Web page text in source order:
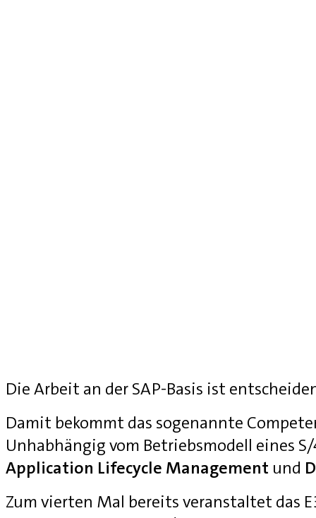
Die Arbeit an der SAP-Basis ist
Damit bekommt das sogenannte
Unhabhängig vom Betriebsmodell eines
Application Lifecycle Management und
Zum vierten Mal bereits veranstaltet das